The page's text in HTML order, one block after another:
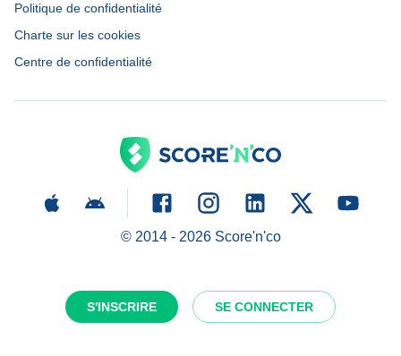
S'INSCRIRE SE CONNECTER
Politique de confidentialité
Charte sur les cookies
Centre de confidentialité
© 2014 - 2026Score'n'co